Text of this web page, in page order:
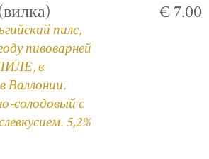
пилс,
пивоварней
в
Валлонии.
солодовый с
5,2%
€ 7.00